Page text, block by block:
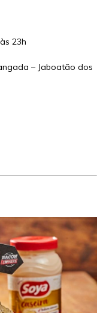
23h
– Jaboatão dos